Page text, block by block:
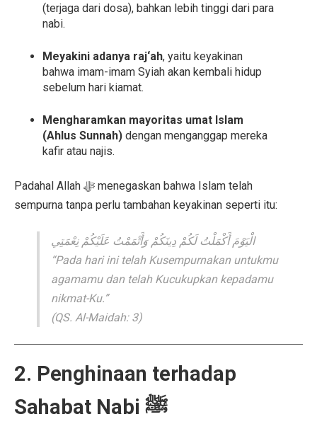
(terjaga dari dosa), bahkan lebih tinggi dari para
nabi.
Meyakini adanya raj‘ah, yaitu keyakinan
bahwa imam-imam Syiah akan kembali hidup
sebelum hari kiamat.
Mengharamkan mayoritas umat Islam
(Ahlus Sunnah) dengan menganggap mereka
kafir atau najis.
Padahal Allah ﷻ menegaskan bahwa Islam telah
sempurna tanpa perlu tambahan keyakinan seperti itu:
الْيَوْمَ أَكْمَلْتُ لَكُمْ دِينَكُمْ وَأَتْمَمْتُ عَلَيْكُمْ نِعْمَتِي
“Pada hari ini telah Kusempurnakan untukmu
agamamu dan telah Kucukupkan kepadamu
nikmat-Ku.”
(QS. Al-Maidah: 3)
2. Penghinaan terhadap
Sahabat Nabi ﷺ